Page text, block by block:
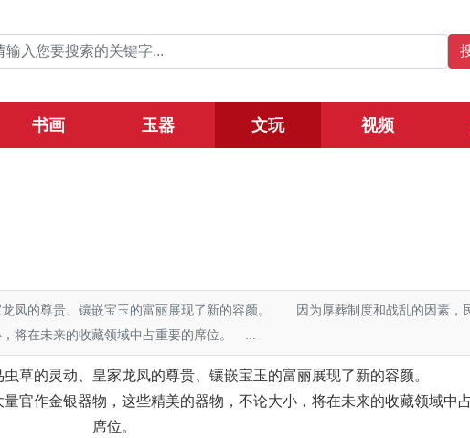
书画 玉器 文玩 视频
凤的尊贵、镶嵌宝玉的富丽展现了新的容颜。 因为厚葬制度和战乱的因素，
将在未来的收藏领域中占重要的席位。 ...
草的灵动、皇家龙凤的尊贵、镶嵌宝玉的富丽展现了新的容颜。
作金银器物，这些精美的器物，不论大小，将在未来的收藏领域中
席位。